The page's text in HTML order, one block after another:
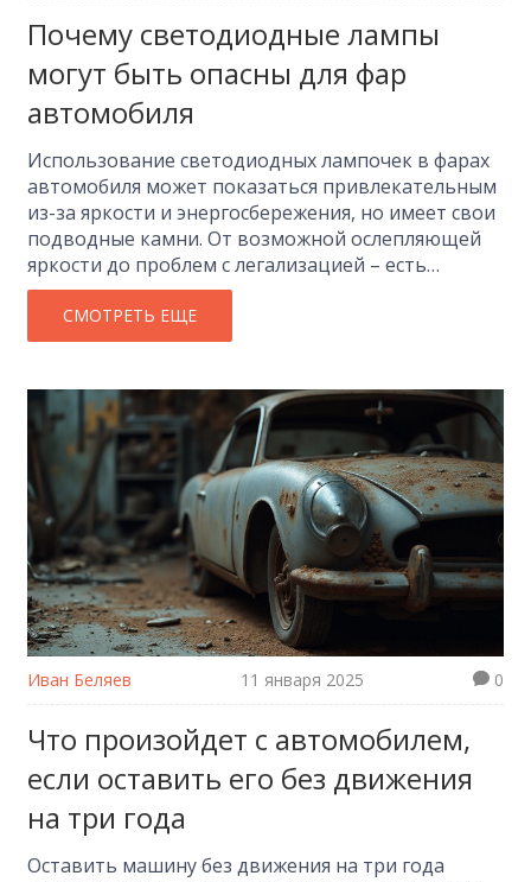
Почему светодиодные лампы
могут быть опасны для фар
автомобиля
Использование светодиодных лампочек в фарах
автомобиля может показаться привлекательным
из-за яркости и энергосбережения, но имеет свои
подводные камни. От возможной ослепляющей
яркости до проблем с легализацией – есть
множество причин, по которым их стоило бы
дважды обдумать перед установкой. В статье мы
обсудим различные аспекты применения
предложим полезные советы по выбору.
Посмотрите, как правильный подход может
сохранить вашу безопасность на дороге.
СМОТРЕТЬ ЕЩЕ
Иван Беляев 11 января 2025 0
Что произойдет с автомобилем,
если оставить его без движения
на три года
Оставить машину без движения на три года